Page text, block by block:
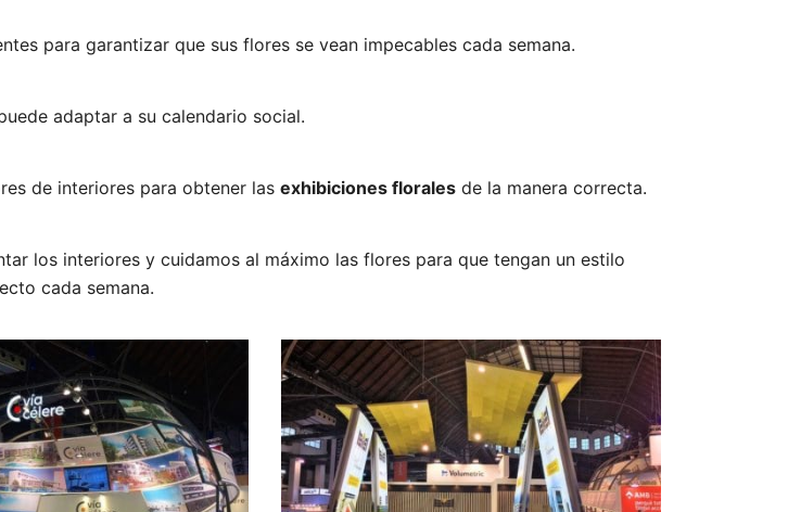
para garantizar que sus flores se vean impecables cada semana.
adaptar a su calendario social.
de interiores para obtener las exhibiciones florales de la manera correcta.
los interiores y cuidamos al máximo las flores para que tengan un estilo
cada semana.